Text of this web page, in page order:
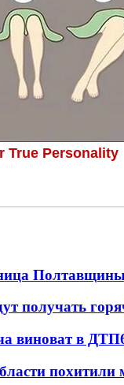
получать
виноват в ДТП